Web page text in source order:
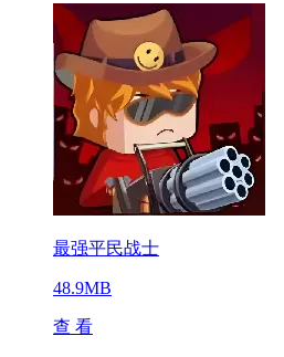
最强平民战士
48.9MB
查 看